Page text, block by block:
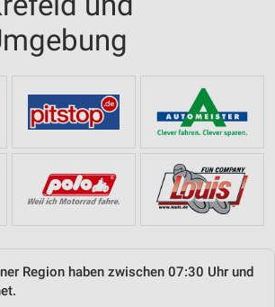
Region haben zwischen 07:30 Uhr und